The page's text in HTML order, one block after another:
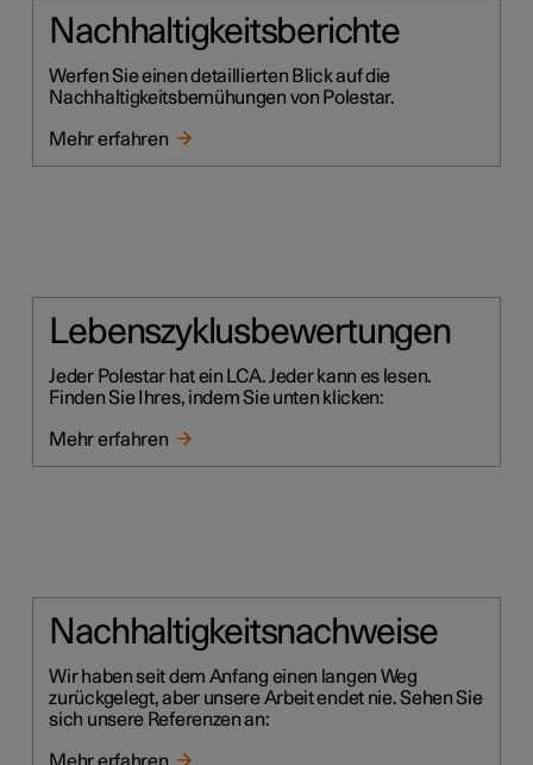
Nachhaltigkeitsberichte
Werfen Sie einen detaillierten Blick auf die
Nachhaltigkeitsbemühungen von Polestar.
Mehr erfahren
Lebenszyklusbewertungen
Jeder Polestar hat ein LCA. Jeder kann es lesen.
Finden Sie Ihres, indem Sie unten klicken:
Mehr erfahren
Nachhaltigkeitsnachweise
Wir haben seit dem Anfang einen langen Weg
zurückgelegt, aber unsere Arbeit endet nie. Sehen Sie
sich unsere Referenzen an:
Mehr erfahren